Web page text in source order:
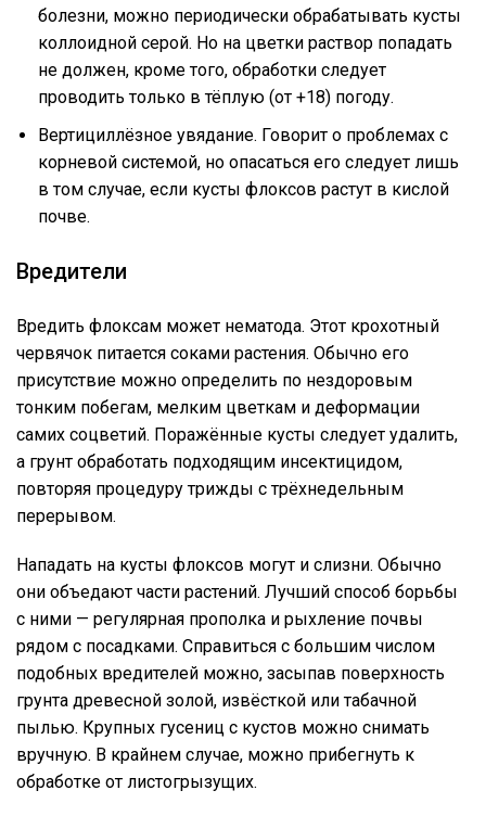
болезни, можно периодически обрабатывать кусты
коллоидной серой. Но на цветки раствор попадать
не должен, кроме того, обработки следует
проводить только в тёплую (от +18) погоду.
Вертициллёзное увядание. Говорит о проблемах с
корневой системой, но опасаться его следует лишь
в том случае, если кусты флоксов растут в кислой
почве.
Вредители
Вредить флоксам может нематода. Этот крохотный
червячок питается соками растения. Обычно его
присутствие можно определить по нездоровым
тонким побегам, мелким цветкам и деформации
самих соцветий. Поражённые кусты следует удалить,
а грунт обработать подходящим инсектицидом,
повторяя процедуру трижды с трёхнедельным
перерывом.
Нападать на кусты флоксов могут и слизни. Обычно
они объедают части растений. Лучший способ борьбы
с ними — регулярная прополка и рыхление почвы
рядом с посадками. Справиться с большим числом
подобных вредителей можно, засыпав поверхность
грунта древесной золой, извёсткой или табачной
пылью. Крупных гусениц с кустов можно снимать
вручную. В крайнем случае, можно прибегнуть к
обработке от листогрызущих.